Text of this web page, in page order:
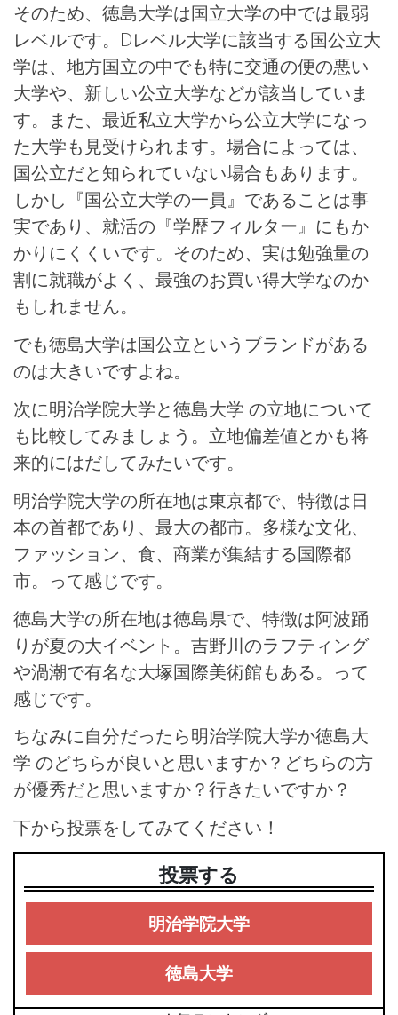
そのため、徳島大学は国立大学の中では最弱
レベルです。Dレベル大学に該当する国公立大
学は、地方国立の中でも特に交通の便の悪い
大学や、新しい公立大学などが該当していま
す。また、最近私立大学から公立大学になっ
た大学も見受けられます。場合によっては、
国公立だと知られていない場合もあります。
しかし『国公立大学の一員』であることは事
実であり、就活の『学歴フィルター』にもか
かりにくくいです。そのため、実は勉強量の
割に就職がよく、最強のお買い得大学なのか
もしれません。
でも徳島大学は国公立というブランドがある
のは大きいですよね。
次に明治学院大学と徳島大学 の立地について
も比較してみましょう。立地偏差値とかも将
来的にはだしてみたいです。
明治学院大学の所在地は東京都で、特徴は日
本の首都であり、最大の都市。多様な文化、
ファッション、食、商業が集結する国際都
市。って感じです。
徳島大学の所在地は徳島県で、特徴は阿波踊
りが夏の大イベント。吉野川のラフティング
や渦潮で有名な大塚国際美術館もある。って
感じです。
ちなみに自分だったら明治学院大学か徳島大
学 のどちらが良いと思いますか？どちらの方
が優秀だと思いますか？行きたいですか？
下から投票をしてみてください！
投票する
明治学院大学
徳島大学